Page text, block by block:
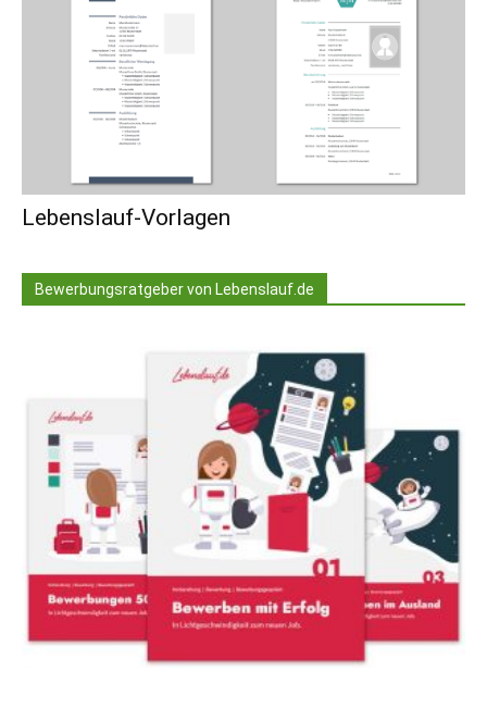
Lebenslauf-Vorlagen
Bewerbungsratgeber von Lebenslauf.de